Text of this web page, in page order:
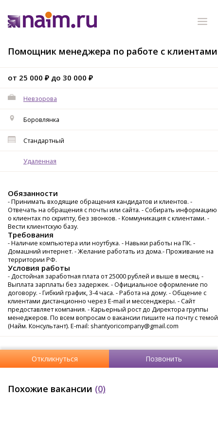
Помощник менеджера по работе с клиентами
от 25 000 ₽ до 30 000 ₽
Невзорова
Боровлянка
Стандартный
Удаленная
Обязанности
- Принимать входящие обращения кандидатов и клиентов. -
Отвечать на обращения с почты или сайта. - Собирать информацию
о клиентах по скрипту, без звонков. - Коммуникация с клиентами. -
Вести клиентскую базу.
Требования
- Наличие компьютера или ноутбука. - Навыки работы на ПК. -
Домашний интернет. - Желание работать из дома.- Проживание на
территории РФ.
Условия работы
- Достойная заработная плата от 25000 рублей и выше в месяц. -
Выплата зарплаты без задержек. - Официальное оформление по
договору. - Гибкий график, 3-4 часа. - Работа на дому. - Общение с
клиентами дистанционно через E-mail и мессенджеры. - Сайт
предоставляет компания. - Карьерный рост до Директора группы
менеджеров. По всем вопросам о вакансии пишите на почту с темой
(Найм. Консультант). E-mail: shantyoricompany@gmail.com
Откликнуться Позвонить
Похожие вакансии (0)